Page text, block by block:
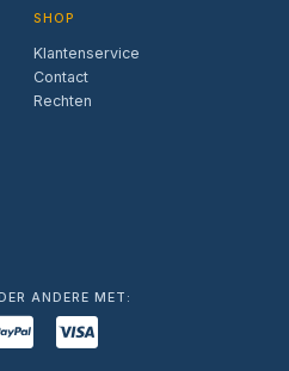
SHOP
Klantenservice
Contact
Rechten
ANDERE MET: